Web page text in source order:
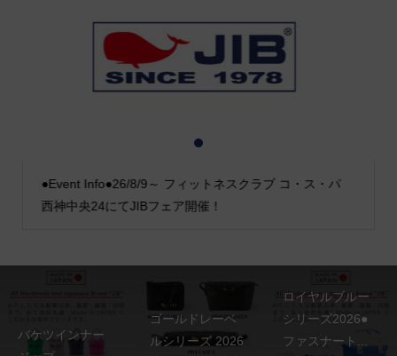
●Event Info●26/8/9～ フィットネスクラブ コ・ス・パ
西神中央24にてJIBフェア開催！
2
バケツインナー
ゴールドレーベ
ルシリーズ 2026
ロイヤルブルー
シリーズ2026●
ファスナート...